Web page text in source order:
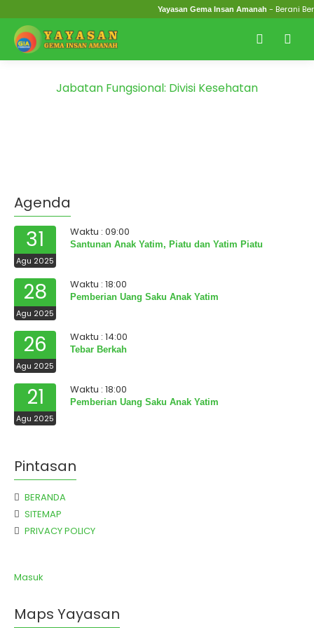
Yayasan Gema Insan Amanah- Berani
Jabatan Fungsional: Divisi Kesehatan
Agenda
31
Agu 2025
Waktu : 09:00
Santunan Anak Yatim, Piatu dan Yatim Piatu
28
Agu 2025
Waktu : 18:00
Pemberian Uang Saku Anak Yatim
26
Agu 2025
Waktu : 14:00
Tebar Berkah
21
Agu 2025
Waktu : 18:00
Pemberian Uang Saku Anak Yatim
Pintasan
BERANDA
SITEMAP
PRIVACY POLICY
Masuk
Maps Yayasan